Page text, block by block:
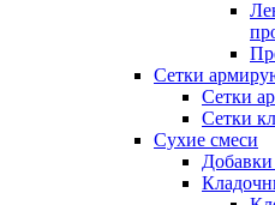
Сетки
Сетки
Сетки
Сухие смеси